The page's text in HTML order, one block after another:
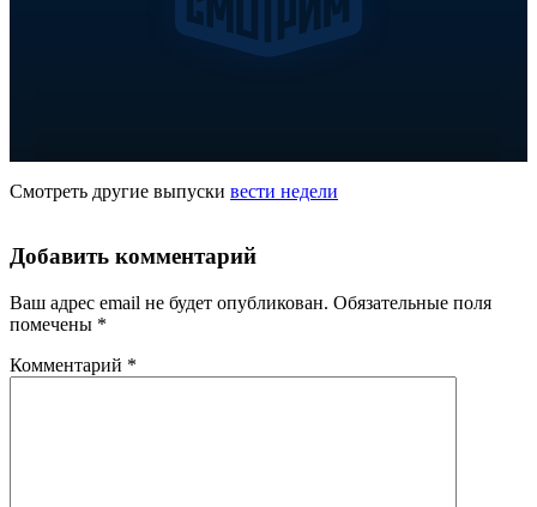
Смотреть другие выпуски вести недели
Добавить комментарий
Ваш адрес email не будет опубликован. Обязательные поля
помечены *
Комментарий *